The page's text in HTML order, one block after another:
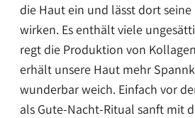
die Haut ein und lässt dort
wirken. Es enthält viele
regt die Produktion von
erhält unsere Haut mehr
wunderbar weich. Einfach vor
als Gute-Nacht-Ritual sanft mit